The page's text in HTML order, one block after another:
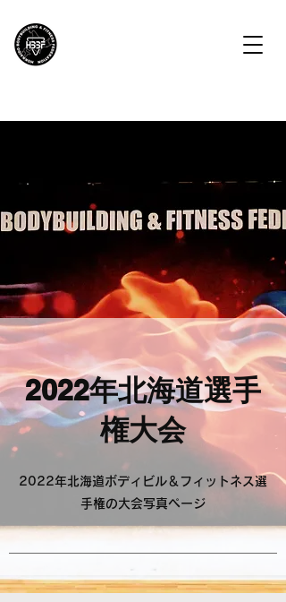
​2022年北海道選手
権大会
2022年北海道ボディビル＆フィットネス選
手権の大会写真ページ